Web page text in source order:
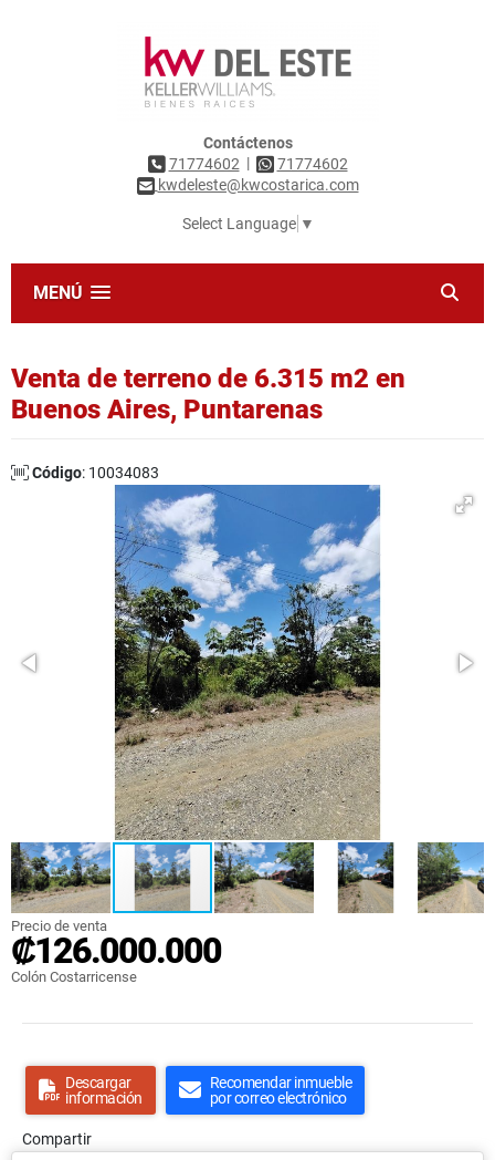
Contáctenos
71774602 |
71774602
kwdeleste@kwcostarica.com
Select Language ▼
MENÚ
Venta de terreno de 6.315 m2 en
Buenos Aires, Puntarenas
Código: 10034083
Precio de venta
₡126.000.000
Colón Costarricense
Descargar
información
Recomendar inmueble
por correo electrónico
Compartir